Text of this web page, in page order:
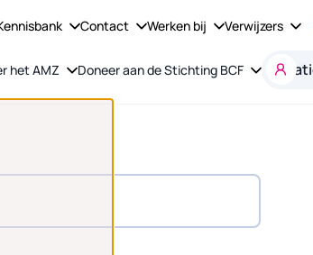
Contact Werken bij Verwijzers
het AMZ Doneer aan de Stichting BCF